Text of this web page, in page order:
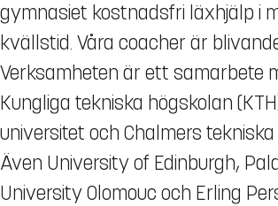
gymnasiet kostnadsfri läxhjälp i
kvällstid. Våra coacher är
Verksamheten är ett samarbete
Kungliga tekniska högskolan
universitet och Chalmers
Även University of Edinburgh,
University Olomouc och Erling